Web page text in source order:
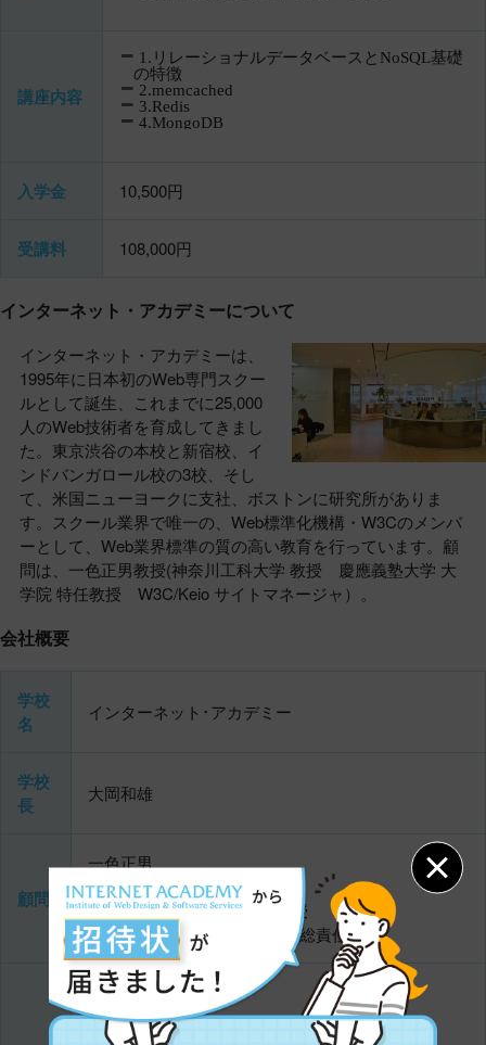
講座内容
1.リレーショナルデータベースとNoSQL基礎
の特徴
2.memcached
3.Redis
4.MongoDB
入学金 10,500円
受講料 108,000円
インターネット・アカデミーについて
インターネット・アカデミーは、
1995年に日本初のWeb専門スクー
ルとして誕生、これまでに25,000
人のWeb技術者を育成してきまし
た。東京渋谷の本校と新宿校、イ
ンドバンガロール校の3校、そし
て、米国ニューヨークに支社、ボストンに研究所がありま
す。スクール業界で唯一の、Web標準化機構・W3Cのメンバ
ーとして、Web業界標準の質の高い教育を行っています。顧
問は、一色正男教授(神奈川工科大学 教授 慶應義塾大学 大
学院 特任教授 W3C/Keio サイトマネージャ）。
会社概要
学校
名
インターネット･アカデミー
学校
長
大岡和雄
顧問
一色正男
神奈川工科大学 教授
慶應義塾大学 大学院 特任教授
W3C/Keio サイトマネージャ(総責任者)
新宿校
〒160-0022